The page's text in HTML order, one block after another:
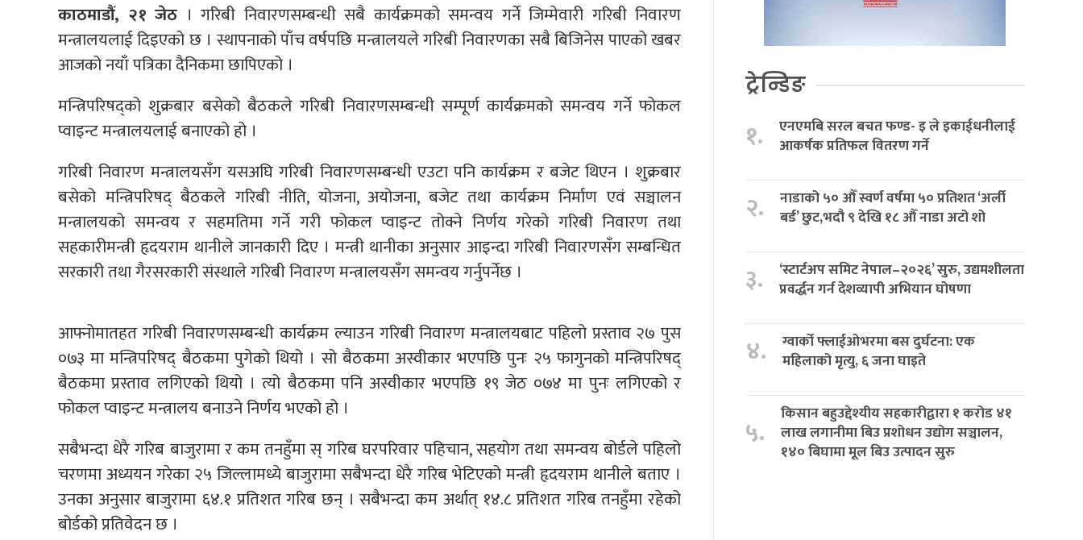
काठमाडौं, २१ जेठ । गरिबी निवारणसम्बन्धी सबै कार्यक्रमको समन्वय गर्ने जिम्मेवारी गरिबी निवारण
मन्त्रालयलाई दिइएको छ । स्थापनाको पाँच वर्षपछि मन्त्रालयले गरिबी निवारणका सबै बिजिनेस पाएको खबर
आजको नयाँ पत्रिका दैनिकमा छापिएको ।
मन्त्रिपरिषद्को शुक्रबार बसेको बैठकले गरिबी निवारणसम्बन्धी सम्पूर्ण कार्यक्रमको समन्वय गर्ने फोकल
प्वाइन्ट मन्त्रालयलाई बनाएको हो ।
गरिबी निवारण मन्त्रालयसँग यसअघि गरिबी निवारणसम्बन्धी एउटा पनि कार्यक्रम र बजेट थिएन । शुक्रबार
बसेको मन्त्रिपरिषद् बैठकले गरिबी नीति, योजना, अयोजना, बजेट तथा कार्यक्रम निर्माण एवं सञ्चालन
मन्त्रालयको समन्वय र सहमतिमा गर्ने गरी फोकल प्वाइन्ट तोक्ने निर्णय गरेको गरिबी निवारण तथा
सहकारीमन्त्री हृदयराम थानीले जानकारी दिए । मन्त्री थानीका अनुसार आइन्दा गरिबी निवारणसँग सम्बन्धित
सरकारी तथा गैरसरकारी संस्थाले गरिबी निवारण मन्त्रालयसँग समन्वय गर्नुपर्नेछ ।
आफ्नोमातहत गरिबी निवारणसम्बन्धी कार्यक्रम ल्याउन गरिबी निवारण मन्त्रालयबाट पहिलो प्रस्ताव २७ पुस
०७३ मा मन्त्रिपरिषद् बैठकमा पुगेको थियो । सो बैठकमा अस्वीकार भएपछि पुनः २५ फागुनको मन्त्रिपरिषद्
बैठकमा प्रस्ताव लगिएको थियो । त्यो बैठकमा पनि अस्वीकार भएपछि १९ जेठ ०७४ मा पुनः लगिएको र
फोकल प्वाइन्ट मन्त्रालय बनाउने निर्णय भएको हो ।
सबैभन्दा धेरै गरिब बाजुरामा र कम तनहुँमा स् गरिब घरपरिवार पहिचान, सहयोग तथा समन्वय बोर्डले पहिलो
चरणमा अध्ययन गरेका २५ जिल्लामध्ये बाजुरामा सबैभन्दा धेरै गरिब भेटिएको मन्त्री हृदयराम थानीले बताए ।
उनका अनुसार बाजुरामा ६४.१ प्रतिशत गरिब छन् । सबैभन्दा कम अर्थात् १४.८ प्रतिशत गरिब तनहुँमा रहेको
बोर्डको प्रतिवेदन छ ।
ट्रेन्डिङ
१.
एनएमबि सरल बचत फण्ड- इ ले इकाईधनीलाई
आकर्षक प्रतिफल वितरण गर्ने
२.
नाडाको ५० औँ स्वर्ण वर्षमा ५० प्रतिशत ‘अर्ली
बर्ड’ छुट,भदौ ९ देखि १८ औँ नाडा अटो शो
३.
‘स्टार्टअप समिट नेपाल–२०२६’ सुरु, उद्यमशीलता
प्रवर्द्धन गर्न देशव्यापी अभियान घोषणा
४.
ग्वार्को फ्लाईओभरमा बस दुर्घटना: एक
महिलाको मृत्यु, ६ जना घाइते
५.
किसान बहुउद्देश्यीय सहकारीद्वारा १ करोड ४१
लाख लगानीमा बिउ प्रशोधन उद्योग सञ्चालन,
१४० बिघामा मूल बिउ उत्पादन सुरु